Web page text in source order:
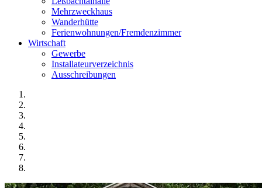
Mehrzweckhaus
Wanderhütte
Ferienwohnungen/Fremdenzimmer
Wirtschaft
Gewerbe
Installateurverzeichnis
Ausschreibungen